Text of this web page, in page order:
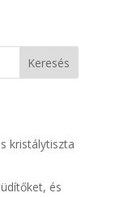
kristálytiszta
és